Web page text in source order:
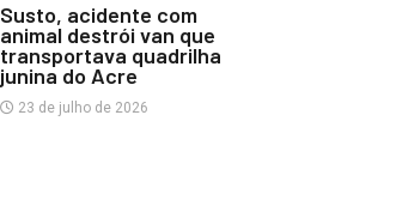
Susto, acidente com
animal destrói van que
transportava quadrilha
junina do Acre
23 de julho de 2026